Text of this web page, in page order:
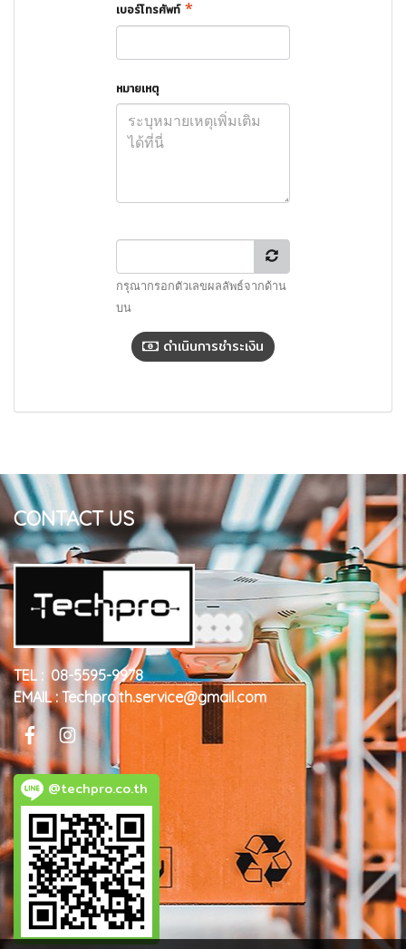
เบอร์โทรศัพท์ *
หมายเหตุ
กรุณากรอกตัวเลขผลลัพธ์จากด้าน
บน
ดำเนินการชำระเงิน
CONTACT US
TEL : 08-5595-9978
EMAIL : Techpro.th.service@gmail.com
@techpro.co.th